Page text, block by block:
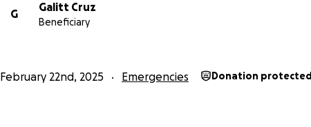
G
Galitt Cruz
Beneficiary
February 22nd, 2025 Emergencies Donation protected